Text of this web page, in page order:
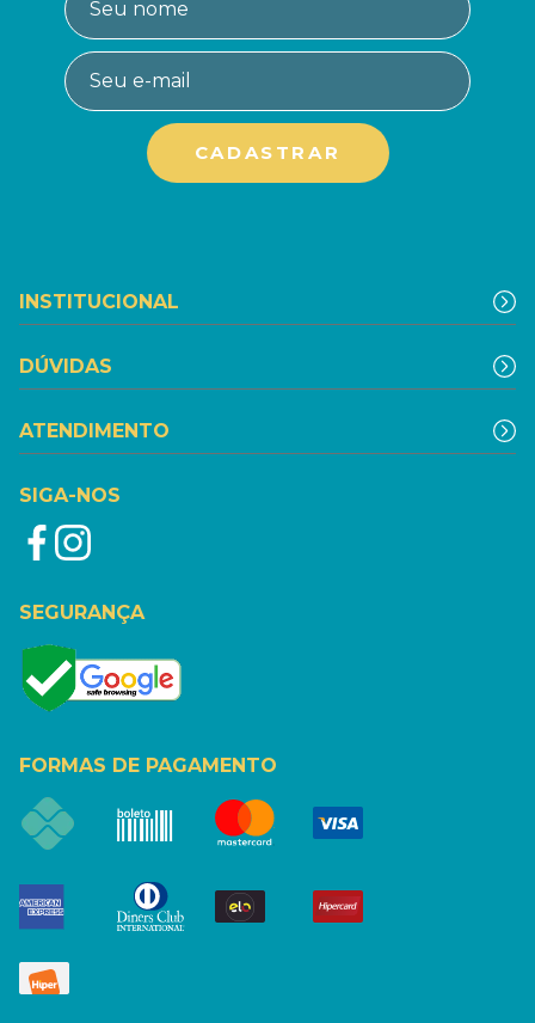
INSTITUCIONAL
DÚVIDAS
ATENDIMENTO
SIGA-NOS
SEGURANÇA
FORMAS DE PAGAMENTO